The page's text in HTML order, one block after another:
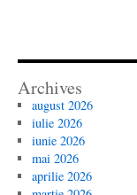
Archives
august 2026
iulie 2026
iunie 2026
mai 2026
aprilie 2026